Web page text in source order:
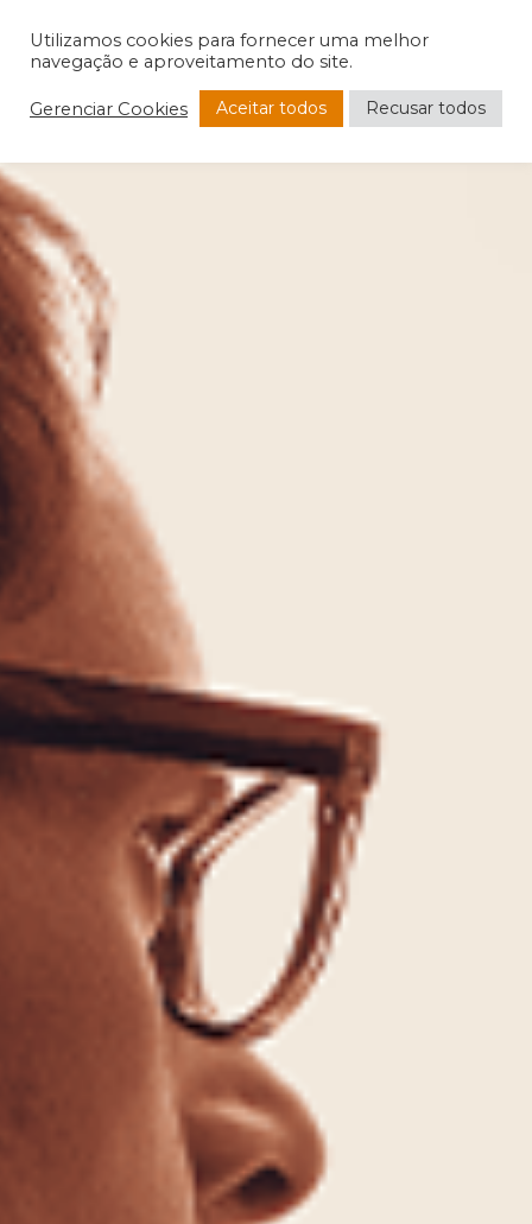
Utilizamos cookies para fornecer uma melhor
navegação e aproveitamento do site.
Gerenciar Cookies Aceitar todos Recusar todos